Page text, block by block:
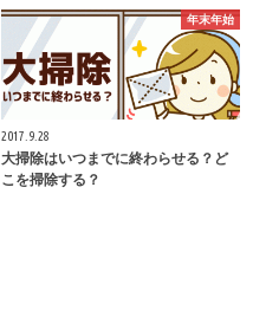
年末年始
2017.9.28
大掃除はいつまでに終わらせる？ど
こを掃除する？